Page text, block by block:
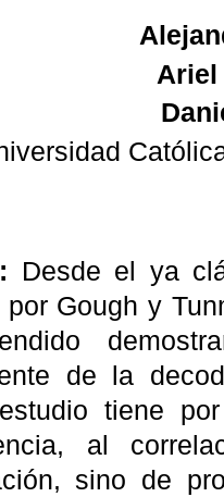
Ariel
Desde el ya
por Gough y
de la
tiene
al
sino de